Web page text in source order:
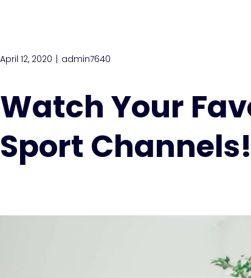
April 12, 2020 admin7640
Watch Your
Sport Channels!